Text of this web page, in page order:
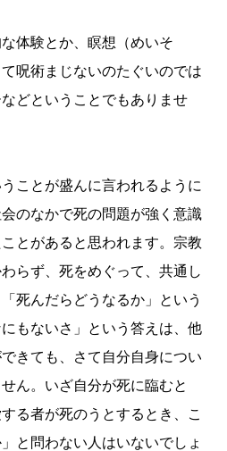
体験とか、瞑想（めいそ
呪術まじないのたぐいのでは
どということでもありませ
ことが盛んに言われるように
のなかで死の問題が強く意識
とがあると思われます。宗教
らず、死をめぐって、共通し
死んだらどうなるか」という
もないさ」という答えは、他
きても、さて自分自身につい
ん。いざ自分が死に臨むと
る者が死のうとするとき、こ
と問わない人はいないでしょ